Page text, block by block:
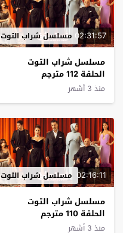
02:31:57 مسلسل شراب التوت
مسلسل شراب التوت
الحلقة 112 مترجم
منذ 3 أشهر
02:16:11 مسلسل شراب التوت
مسلسل شراب التوت
الحلقة 110 مترجم
منذ 3 أشهر